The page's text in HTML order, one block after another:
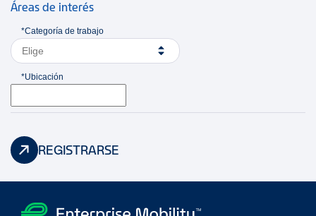
Áreas de interés
*Categoría de trabajo
Elige
*Ubicación
REGISTRARSE